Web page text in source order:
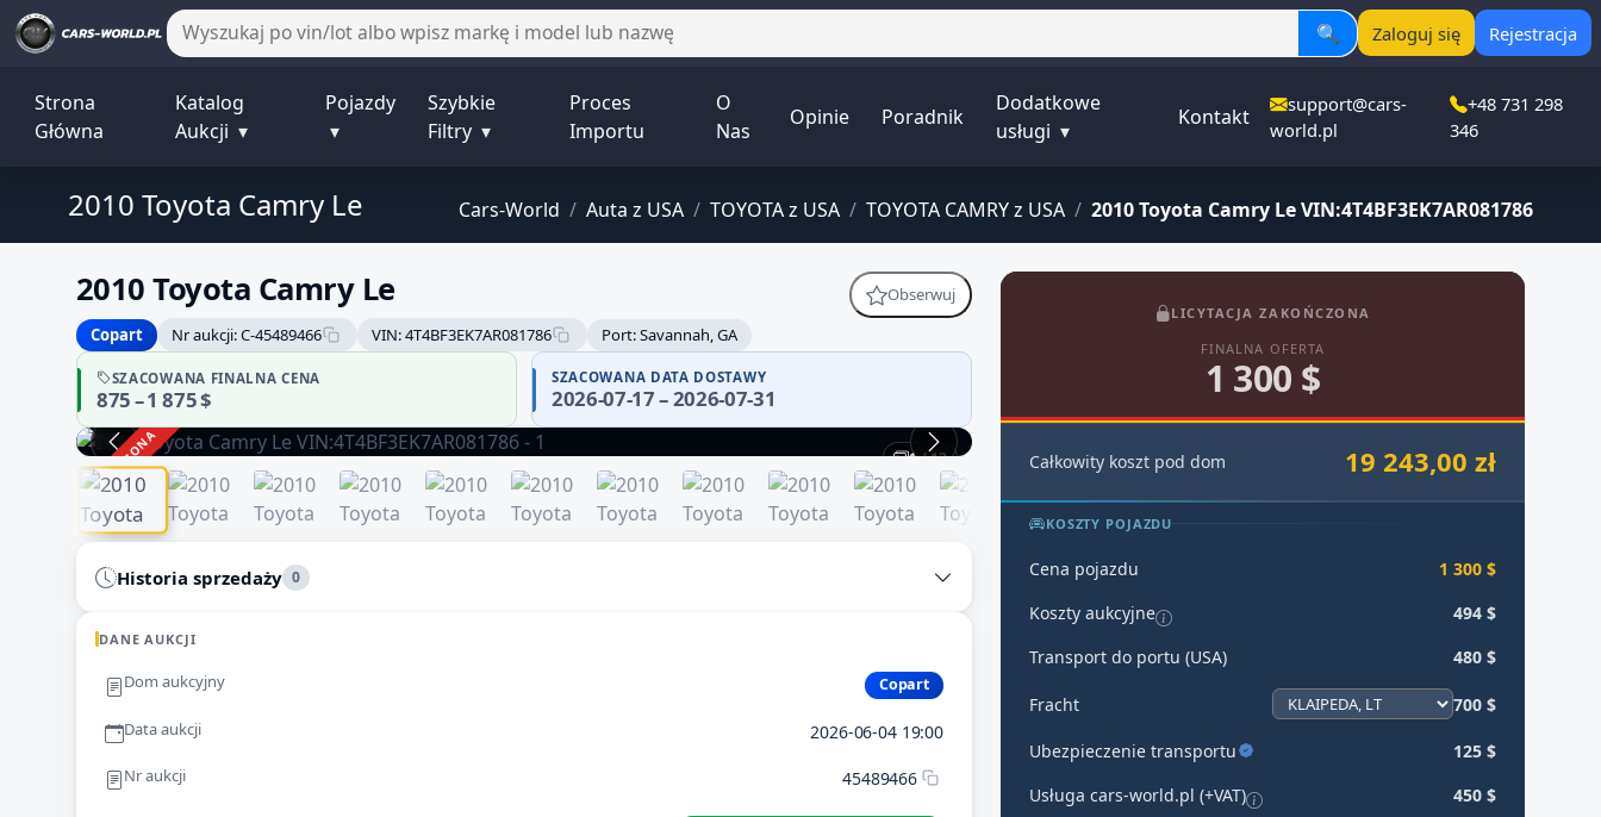
🔍 Zaloguj się Rejestracja
Strona
Główna
Katalog
Aukcji ▾
Pojazdy
▾
Szybkie
Filtry ▾
Proces
Importu
O
Nas
Opinie Poradnik
Dodatkowe
usługi ▾
Kontakt
support@cars-
world.pl
+48 731 298
346
Cars-World / Auta z USA / TOYOTA z USA / TOYOTA CAMRY z USA / 2010 Toyota Camry Le VIN:4T4BF3EK7AR081786
2010 Toyota Camry Le
2010 Toyota Camry Le
Obserwuj
Copart
Nr aukcji: C-45489466 VIN: 4T4BF3EK7AR081786 Port: Savannah, GA
SZACOWANA FINALNA CENA
875 – 1 875 $
SZACOWANA DATA DOSTAWY
2026-07-17 – 2026-07-31
ZAKOŃCZONA 1 / 12
Historia sprzedaży 0
DANE AUKCJI
Dom aukcyjny Copart
Data aukcji 2026-06-04 19:00
Nr aukcji 45489466
LICYTACJA ZAKOŃCZONA
FINALNA OFERTA
1 300 $
Całkowity koszt pod dom 19 243,00 zł
KOSZTY POJAZDU
Cena pojazdu
1 300 $
Koszty aukcyjne
494 $
Transport do portu (USA)
480 $
Fracht 700 $
Ubezpieczenie transportu
125 $
Usługa cars-world.pl (+VAT)
450 $